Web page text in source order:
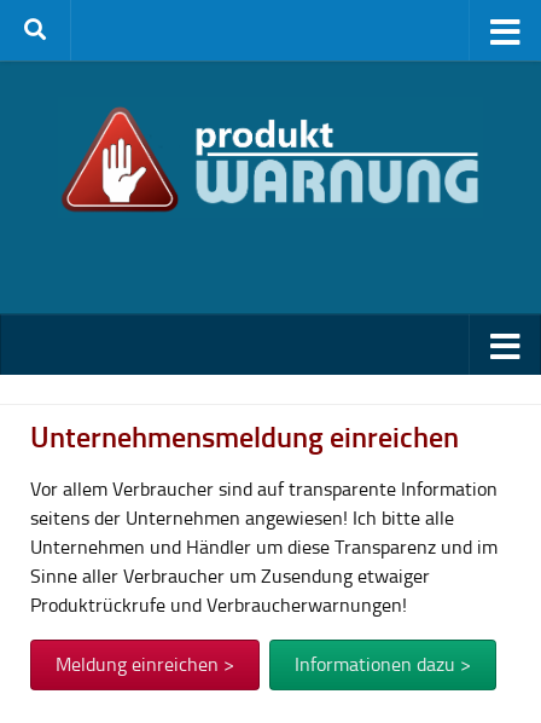
Zum Inhalt springen
Unternehmensmeldung einreichen
Vor allem Verbraucher sind auf transparente Information
seitens der Unternehmen angewiesen! Ich bitte alle
Unternehmen und Händler um diese Transparenz und im
Sinne aller Verbraucher um Zusendung etwaiger
Produktrückrufe und Verbraucherwarnungen!
Meldung einreichen > Informationen dazu >